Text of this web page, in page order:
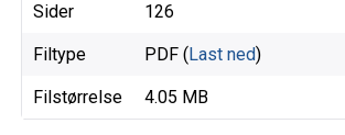
Sider 126
Filtype PDF (Last ned)
Filstørrelse 4.05 MB